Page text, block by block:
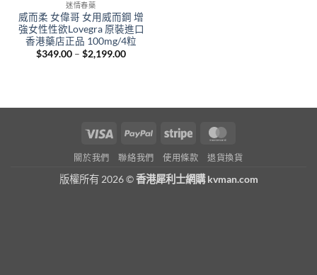
迷情春藥
威而柔 女偉哥 女用威而鋼 增
強女性性欲Lovegra 原裝進口
香港藥店正品 100mg/4粒
$349.00 – $2,199.00Price
Visa PayPal Stripe
關於我們 聯絡我們 使用條款 退貨換貨
版權所有 2026 ©香港犀利士網購 kvman.com